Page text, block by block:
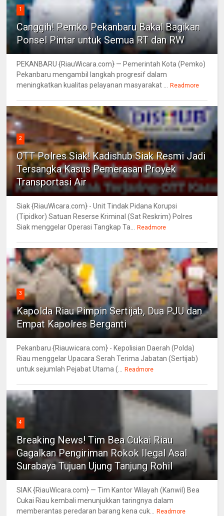
1
Canggih! Pemko Pekanbaru Bakal Bagikan
Ponsel Pintar untuk Semua RT dan RW
PEKANBARU {RiauWicara.com} — Pemerintah Kota (Pemko)
Pekanbaru mengambil langkah progresif dalam
meningkatkan kualitas pelayanan masyarakat ...
Readmore
2
OTT Polres Siak! Kadishub Siak Resmi Jadi
Tersangka Kasus Pemerasan Proyek
Transportasi Air
Siak {RiauWicara.com} - Unit Tindak Pidana Korupsi
(Tipidkor) Satuan Reserse Kriminal (Sat Reskrim) Polres
Siak menggelar Operasi Tangkap Ta...
Readmore
3
Kapolda Riau Pimpin Sertijab, Dua PJU dan
Empat Kapolres Berganti
Pekanbaru {Riauwicara.com} - Kepolisian Daerah (Polda)
Riau menggelar Upacara Serah Terima Jabatan (Sertijab)
untuk sejumlah Pejabat Utama (...
Readmore
4
Breaking News! Tim Bea Cukai Riau
Gagalkan Pengiriman Rokok Ilegal Asal
Surabaya Tujuan Ujung Tanjung Rohil
SIAK {RiauWicara.com} — Tim Kantor Wilayah (Kanwil) Bea
Cukai Riau kembali menunjukkan taringnya dalam
memberantas peredaran barang kena cuk...
Readmore